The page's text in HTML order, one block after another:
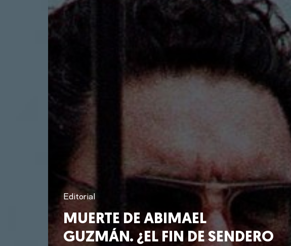
Editorial
MUERTE DE ABIMAEL
GUZMÁN. ¿EL FIN DE SENDERO